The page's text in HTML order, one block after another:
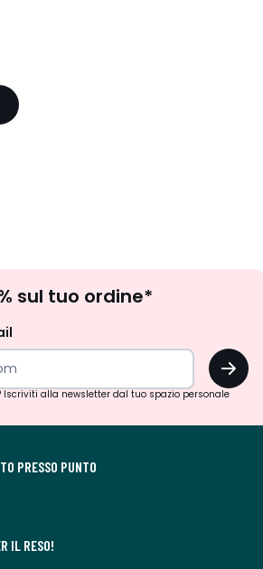
newsletter
sul tuo ordine*
OK
Iscriviti alla newsletter dal tuo spazio personale
PRESSO PUNTO
IL RESO!